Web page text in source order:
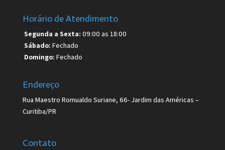
Horário de Atendimento
Segunda a Sexta: 09:00 as 18:00
Sábado: Fechado
Domingo: Fechado
Endereço
Rua Maestro Romualdo Suriane, 66- Jardim das Américas –
Curitiba/PR
Contato